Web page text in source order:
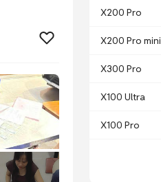
X200 Pro
X200 Pro mini
X300 Pro
X100 Ultra
X100 Pro